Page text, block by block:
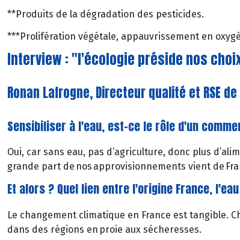
**Produits de la dégradation des pesticides.
***Prolifération végétale, appauvrissement en
Interview : "l'écologie préside nos
Ronan Lafrogne, Directeur qualité et RSE
Sensibiliser à l'eau, est-ce le rôle d'un
Oui, car sans eau, pas d’agriculture, donc plus
grande part de nos approvisionnements vient de
Et alors ? Quel lien entre l'origine France,
Le changement climatique en France est tangible.
dans des régions en proie aux sécheresses.